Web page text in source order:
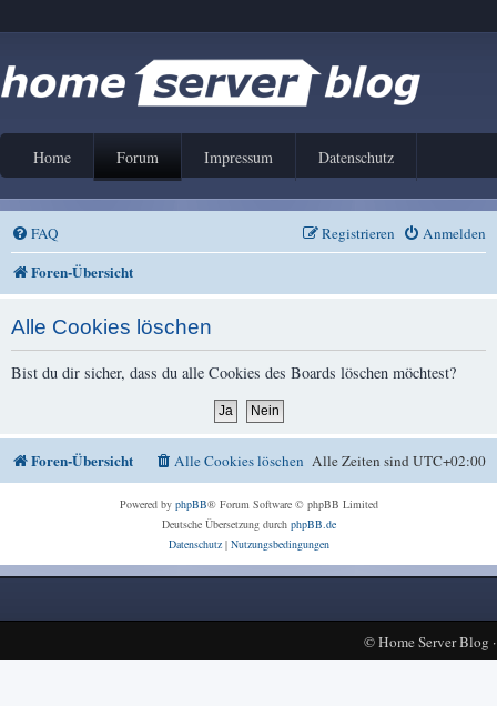
Home Forum Impressum Datenschutz
FAQ Anmelden
Registrieren
Foren-Übersicht
Alle Cookies löschen
Bist du dir sicher, dass du alle Cookies des Boards löschen möchtest?
Foren-Übersicht Alle Zeiten sindUTC+02:00
Alle Cookies löschen
Powered by phpBB® Forum Software © phpBB Limited
Deutsche Übersetzung durch phpBB.de
Datenschutz| Nutzungsbedingungen
©Home Server Blog